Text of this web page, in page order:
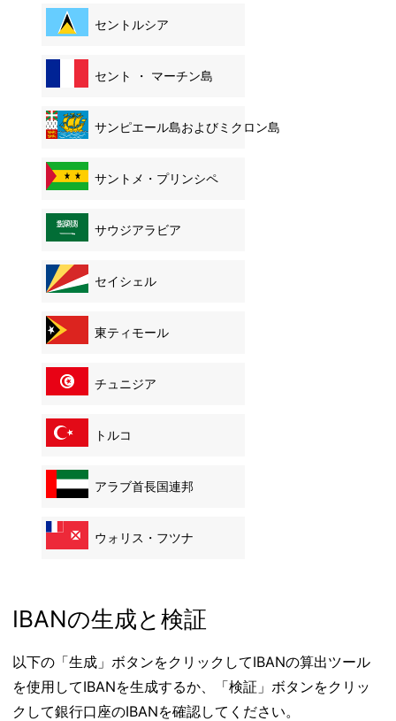
セントルシア
セント ・ マーチン島
サンピエール島およびミクロン島
サントメ・プリンシペ
サウジアラビア
セイシェル
東ティモール
チュニジア
トルコ
アラブ首長国連邦
ウォリス・フツナ
IBANの生成と検証
以下の「生成」ボタンをクリックしてIBANの算出ツール
を使用してIBANを生成するか、「検証」ボタンをクリッ
クして銀行口座のIBANを確認してください。